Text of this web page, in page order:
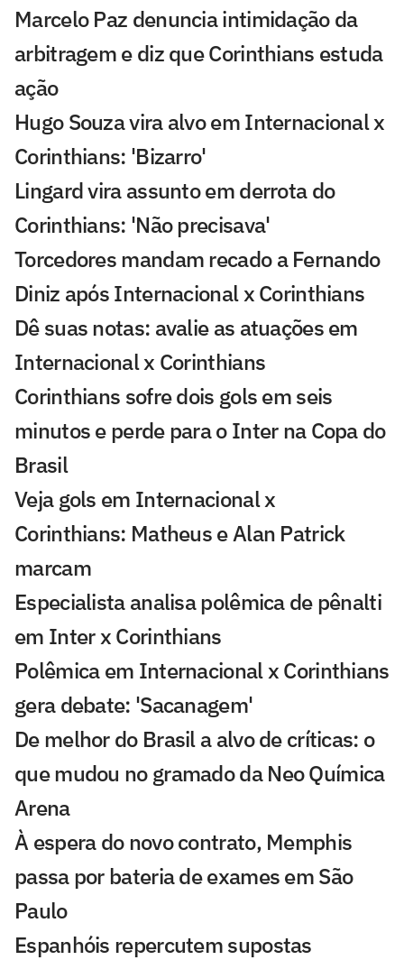
Marcelo Paz denuncia intimidação da
arbitragem e diz que Corinthians estuda
ação
Hugo Souza vira alvo em Internacional x
Corinthians: 'Bizarro'
Lingard vira assunto em derrota do
Corinthians: 'Não precisava'
Torcedores mandam recado a Fernando
Diniz após Internacional x Corinthians
Dê suas notas: avalie as atuações em
Internacional x Corinthians
Corinthians sofre dois gols em seis
minutos e perde para o Inter na Copa do
Brasil
Veja gols em Internacional x
Corinthians: Matheus e Alan Patrick
marcam
Especialista analisa polêmica de pênalti
em Inter x Corinthians
Polêmica em Internacional x Corinthians
gera debate: 'Sacanagem'
De melhor do Brasil a alvo de críticas: o
que mudou no gramado da Neo Química
Arena
À espera do novo contrato, Memphis
passa por bateria de exames em São
Paulo
Espanhóis repercutem supostas